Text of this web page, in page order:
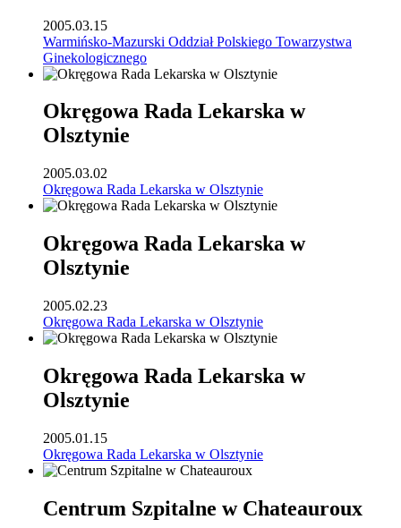
2005.03.15
Warmińsko-Mazurski Oddział Polskiego Towarzystwa
Ginekologicznego
Okręgowa Rada Lekarska w
Olsztynie
2005.03.02
Okręgowa Rada Lekarska w Olsztynie
Okręgowa Rada Lekarska w
Olsztynie
2005.02.23
Okręgowa Rada Lekarska w Olsztynie
Okręgowa Rada Lekarska w
Olsztynie
2005.01.15
Okręgowa Rada Lekarska w Olsztynie
Centrum Szpitalne w Chateauroux